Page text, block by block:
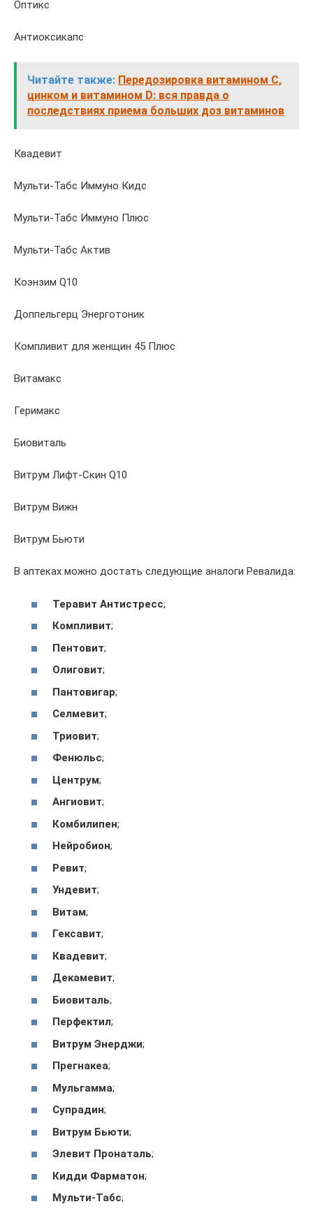
Оптикс
Антиоксикапс
Читайте также: Передозировка витамином С,
цинком и витамином D: вся правда о
последствиях приема больших доз витаминов
Квадевит
Мульти-Табс Иммуно Кидс
Мульти-Табс Иммуно Плюс
Мульти-Табс Актив
Коэнзим Q10
Доппельгерц Энерготоник
Компливит для женщин 45 Плюс
Витамакс
Геримакс
Биовиталь
Витрум Лифт-Скин Q10
Витрум Вижн
Витрум Бьюти
В аптеках можно достать следующие аналоги Ревалида:
Теравит Антистресс;
Компливит;
Пентовит;
Олиговит;
Пантовигар;
Селмевит;
Триовит;
Фенюльс;
Центрум;
Ангиовит;
Комбилипен;
Нейробион;
Ревит;
Ундевит;
Витам;
Гексавит;
Квадевит;
Декамевит;
Биовиталь;
Перфектил;
Витрум Энерджи;
Прегнакеа;
Мульгамма;
Супрадин;
Витрум Бьюти;
Элевит Пронаталь;
Кидди Фарматон;
Мульти-Табс;